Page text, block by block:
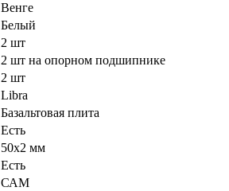
Венге
Белый
2 шт
2 шт на опорном подшипнике
2 шт
Libra
Базальтовая плита
Есть
50х2 мм
Есть
САМ